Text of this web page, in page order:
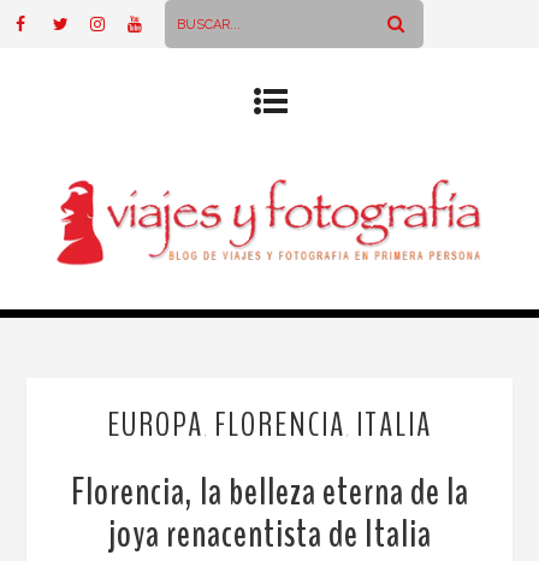
EUROPA FLORENCIA ITALIA
Florencia, la belleza eterna de la
joya renacentista de Italia